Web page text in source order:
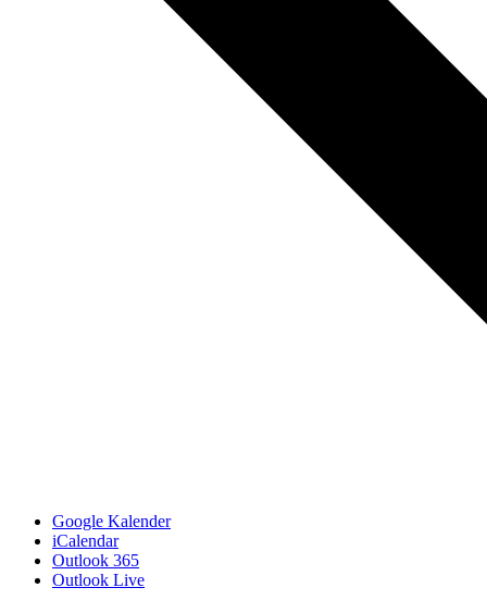
Google Kalender
iCalendar
Outlook 365
Outlook Live